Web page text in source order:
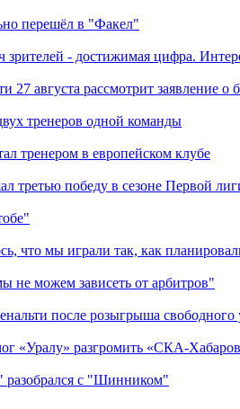
перешёл в "Факел"
зрителей - достижимая цифра.
27 августа рассмотрит заявление
тренеров одной команды
тренером в европейском клубе
третью победу в сезоне Первой
что мы играли так, как
не можем зависеть от арбитров"
после розыгрыша свободного
«Уралу» разгромить «СКА-
с "Шинником"